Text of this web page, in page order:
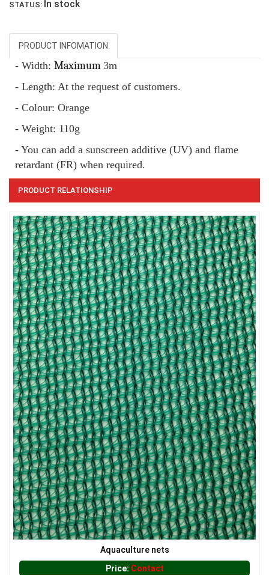
LƯỚI CHẮN GIÓ
LƯỚI CHẮN CÔN TRÙNG
LƯỚI CHẮN CÔN TRÙNG
STATUS: In stock
PRODUCT INFOMATION
- Width: Maximum 3m
- Length: At the request of customers.
- Colour: Orange
- Weight: 110g
- You can add a sunscreen additive (UV) and flame
retardant (FR) when required.
PRODUCT RELATIONSHIP
Aquaculture nets
Price: Contact